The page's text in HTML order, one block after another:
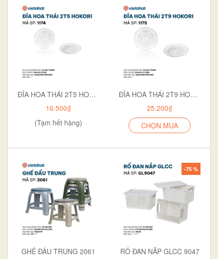
ĐĨA HOA THÁI 2T5 HOKORI 1174
16.500₫
(Tạm hết hàng)
ĐĨA HOA THÁI 2T9 HOKORI 1175
25.200₫
CHỌN MUA
GHẾ ĐẨU TRUNG 2061
RỔ ĐAN NẮP GLCC 9047
-75 %